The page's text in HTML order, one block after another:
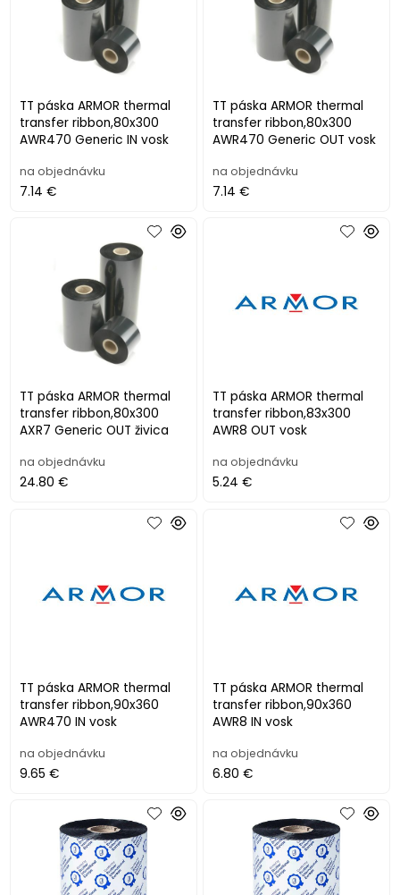
TT páska ARMOR thermal
transfer ribbon,80x300
AWR470 Generic IN vosk
na objednávku
7.14 €
TT páska ARMOR thermal
transfer ribbon,80x300
AWR470 Generic OUT vosk
na objednávku
7.14 €
TT páska ARMOR thermal
transfer ribbon,80x300
AXR7 Generic OUT živica
na objednávku
24.80 €
TT páska ARMOR thermal
transfer ribbon,83x300
AWR8 OUT vosk
na objednávku
5.24 €
TT páska ARMOR thermal
transfer ribbon,90x360
AWR470 IN vosk
na objednávku
9.65 €
TT páska ARMOR thermal
transfer ribbon,90x360
AWR8 IN vosk
na objednávku
6.80 €